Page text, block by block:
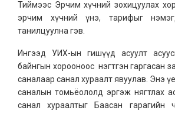
Тиймээс Эрчим хүчний зохицуулах
эрчим хүчний үнэ, тарифыг
танилцуулна гэв.
Ингээд УИХ-ын гишүүд асуулт
байнгын хорооноос нэгтгэн гаргасан
саналаар санал хураалт явуулав. Энэ
саналын томьёололд эргэж нягтлах
санал хураалтыг Баасан гарагийн